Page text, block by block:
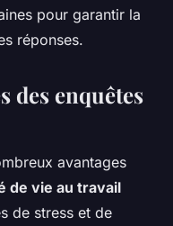
pour garantir la
réponses.
des enquêtes
avantages
de vie au travail
de stress et de